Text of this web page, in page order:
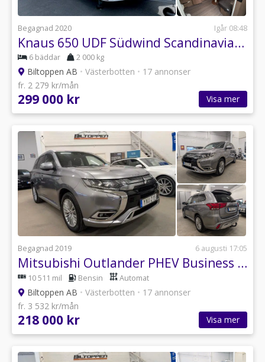
Begagnad 2020 Igår 08:48
Knaus 650 UDF Südwind Scandinavian Selection Barnkammare / AC Höstkamp
6 bäddar 2 000 kg
Biltoppen AB • Västerbotten • 17 annonser
fr. 2 279 kr/mån
299 000 kr Visa mer
Begagnad 2019 6 augusti 17:05
Mitsubishi Outlander PHEV Business 224 hk / Adaptiv farthållare / Skinn
10 511 mil Bensin Automat
Biltoppen AB • Västerbotten • 17 annonser
fr. 3 532 kr/mån
218 000 kr Visa mer